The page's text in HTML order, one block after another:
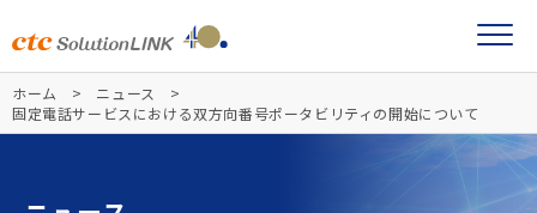
ホーム
ニュース
固定電話サービスにおける双方向番号ポータビリティの開始について